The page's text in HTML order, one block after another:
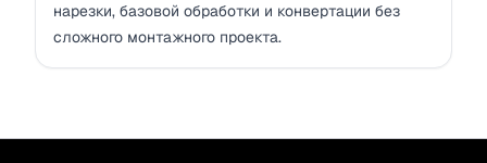
нарезки, базовой обработки и конвертации без
сложного монтажного проекта.